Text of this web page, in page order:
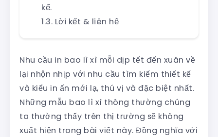
kế.
Lời kết & liên hệ
Nhu cầu in bao lì xì mỗi dịp tết đến xuân về
lại nhộn nhịp với nhu cầu tìm kiếm thiết kế
và kiểu in ấn mới lạ, thú vị và đặc biệt nhất.
Những mẫu bao lì xì thông thường chúng
ta thường thấy trên thị trường sẽ không
xuất hiện trong bài viết này. Đồng nghĩa với